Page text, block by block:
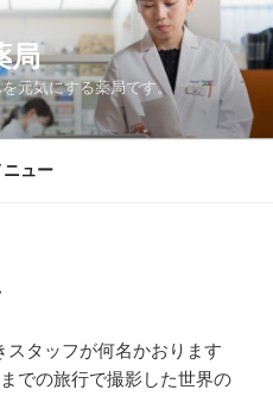
局
元気にする薬局です。
ニュー
スタッフが何名かおります
での旅行で撮影した世界の